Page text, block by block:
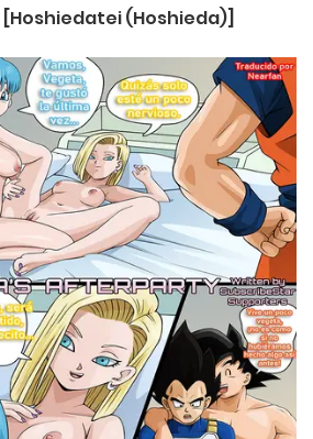
(Hoshieda)]